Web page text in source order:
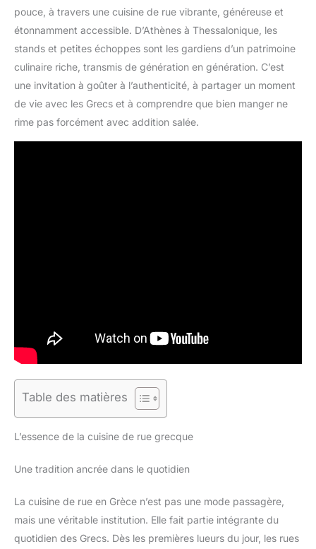
pouce, à travers une cuisine de rue vibrante, généreuse et
étonnamment accessible. D’Athènes à Thessalonique, les
stands et petites échoppes sont les gardiens d’un patrimoine
culinaire riche, transmis de génération en génération. C’est
une invitation à goûter à l’authenticité, à partager un moment
de vie avec les Grecs et à comprendre que bien manger ne
rime pas forcément avec addition salée.
Table des matières
L’essence de la cuisine de rue grecque
Une tradition ancrée dans le quotidien
La cuisine de rue en Grèce n’est pas une mode passagère,
mais une véritable institution. Elle fait partie intégrante du
quotidien des Grecs. Dès les premières lueurs du jour, les rues